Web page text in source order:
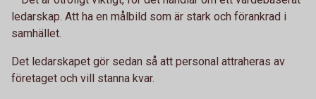
ledarskap. Att ha en målbild som är stark och förankrad i
samhället.
Det ledarskapet gör sedan så att personal attraheras av
företaget och vill stanna kvar.